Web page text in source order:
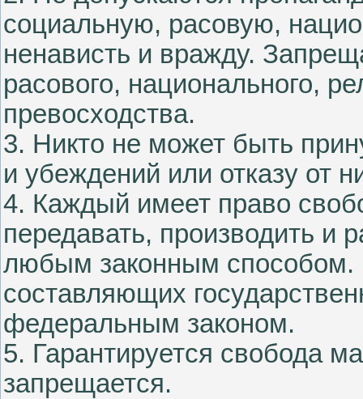
социальную, расовую,
ненависть и вражду.
расового, национального,
превосходства.
3. Никто не может быть
и убеждений или отказу от
4. Каждый имеет право
передавать, производить и
любым законным способом.
составляющих
федеральным законом.
5. Гарантируется свобода
запрещается.